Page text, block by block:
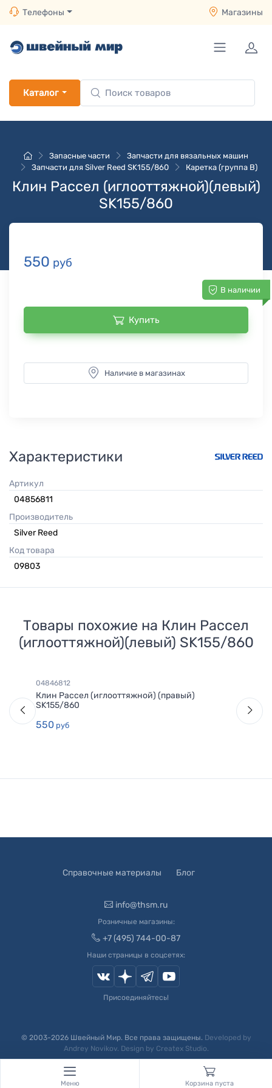
Телефоны Магазины
Каталог
Запасные части
Запчасти для вязальных машин
Запчасти для Silver Reed SK155/860
Каретка (группа B)
Клин Рассел (иглооттяжной)(левый)
SK155/860
550 руб
В наличии
Купить
Наличие в магазинах
Характеристики
Артикул
04856811
Производитель
Silver Reed
Код товара
09803
Товары похожие на Клин Рассел
(иглооттяжной)(левый) SK155/860
04846812
Клин Рассел (иглооттяжной) (правый)
SK155/860
550 руб
Справочные материалы Блог
info@thsm.ru
Розничные магазины:
+7 (495) 744-00-87
Наши страницы в соцсетях:
Присоединяйтесь!
© 2003-2026Швейный Мир. Все права защищены. Developed by
Andrey Novikov. Design by Createx Studio.
Меню Корзина пуста